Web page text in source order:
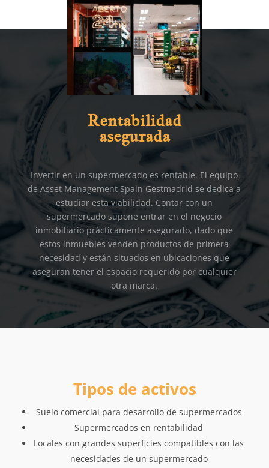
Rentabilidad
asegurada
Invertir en un supermercado es rentable. El equipo
de Asset Management Spain Gestmadrid se dedica a
estudiar esta viabilidad. Contar con un
supermercado supone entrar en el negocio
inmobiliario prácticamente asegurado, dado que
estos inmuebles venden productos de primera
necesidad y están situados en ubicaciones que
aseguran tener el espacio requerido por cualquier
otra marca.
Tipos de activos
Suelo comercial para desarrollo de supermercados
Supermercados en rentabilidad
Locales con grandes superficies compatibles con las
necesidades de un supermercado